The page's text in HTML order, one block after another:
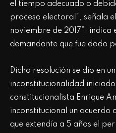
el tiempo adecuado o
proceso electoral”, señala
noviembre de 2017”, indica
demandante que fue dado
Dicha resolución se dio en
inconstitucionalidad
constitucionalista Enrique
inconstitucional un acuerdo
que extendía a 5 años el